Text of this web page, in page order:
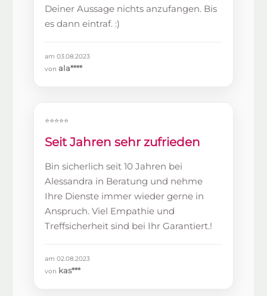
Deiner Aussage nichts anzufangen. Bis
es dann eintraf. :)
am 03.08.2023
vonala****
⭐⭐⭐⭐⭐
Seit Jahren sehr zufrieden
Bin sicherlich seit 10 Jahren bei
Alessandra in Beratung und nehme
Ihre Dienste immer wieder gerne in
Anspruch. Viel Empathie und
Treffsicherheit sind bei Ihr Garantiert.!
am 02.08.2023
von kas***